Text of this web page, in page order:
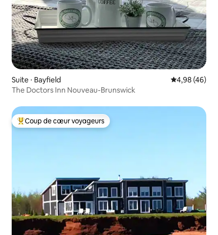
Suite ⋅ Bayfield Évaluation
4,98 (46)
The Doctors Inn Nouveau-Brunswick
Coups de cœur voyageurs les plus appréciés
Coup de cœur voyageurs